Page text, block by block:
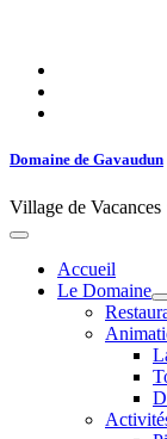
Domaine de Gavaudun
Village de
Accueil
Le Domaine